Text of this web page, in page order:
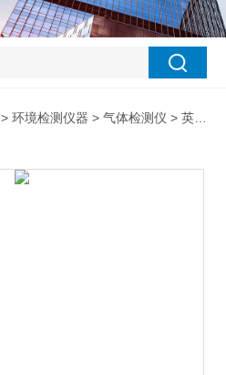
>环境检测仪器 >气体检测仪 > 英国PPM htV便携式甲醛分析仪/气体检测仪